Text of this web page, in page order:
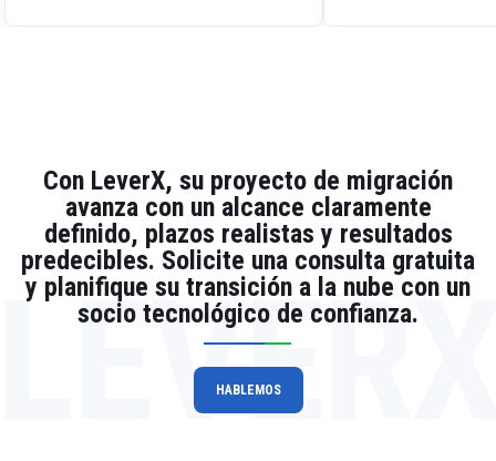
para proyectos de desarrollo
Con LeverX, su proyecto de migración
avanza con un alcance claramente
definido, plazos realistas y resultados
predecibles. Solicite una consulta gratuita
y planifique su transición a la nube con un
socio tecnológico de confianza.
HABLEMOS